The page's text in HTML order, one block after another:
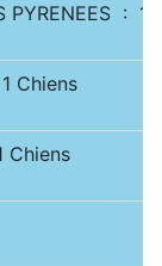
PYRENEES :
Chiens
Chiens